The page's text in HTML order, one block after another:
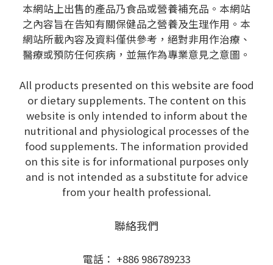
本網站上出售的產品乃食品或營養補充品。本網站
之內容旨在告知有關保健品之營養及生理作用。本
網站所載內容及資料僅供參考，絕對非用作治療、
醫療或預防任何疾病，並無作為專業意見之意圖。
All products presented on this website are food
or dietary supplements. The content on this
website is only intended to inform about the
nutritional and physiological processes of the
food supplements. The information provided
on this site is for informational purposes only
and is not intended as a substitute for advice
from your health professional.
聯絡我們
電話： +886 986789233